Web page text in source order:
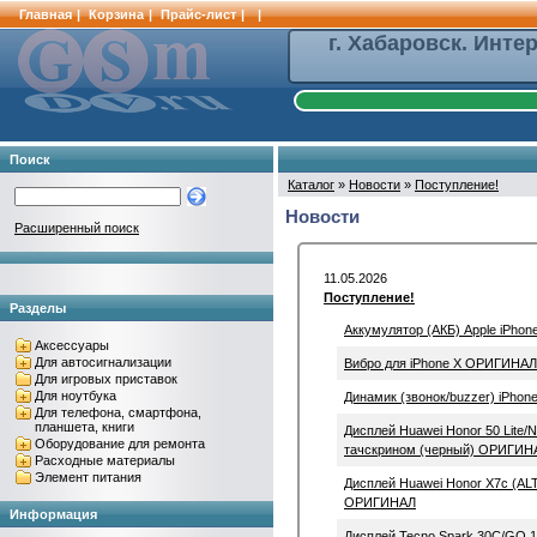
Главная | Корзина | Прайс-лист | |
г. Хабаровск.
Поиск
Расширенный поиск
Разделы
Аксессуары
Для автосигнализации
Для игровых приставок
Для ноутбука
Для телефона, смартфона,
планшета, книги
Оборудование для ремонта
Расходные материалы
Элемент питания
Информация
Каталог » Новости » Поступление!
Новости
11.05.2026
Поступление!
Аккумулятор (АКБ) Apple
Вибро для iPhone X ОРИГИНАЛ
Динамик (звонок/buzzer)
Дисплей Huawei Honor 50 Lite/
тачскрином (черный)
Дисплей Huawei Honor X7c
ОРИГИНАЛ